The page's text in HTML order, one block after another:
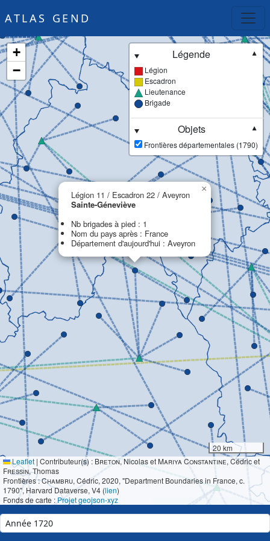
ATLAS GEND
Légion 11 / Escadron 22 / Aveyron
Sainte-Géneviève
Nb brigades à pied : 1
Nom du pays après : France
Département d'aujourd'hui : Aveyron
×
+
−
Légende
▼
Légion
Escadron
Lieutenance
Brigade
Objets
▼
Frontières départementales (1790)
20 km
Leaflet | Contributeur(s) : Breton, Nicolas et Mariya Constantine, Cédric et
Fressin, Thomas
Frontières :Chambru, Cédric, 2020, "Department Boundaries in France, c.
1790", Harvard Dataverse, V4 (lien)
Fonds de carte : Projet geojson-xyz